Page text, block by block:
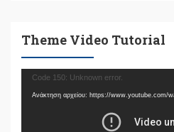
Theme Video Tutorial
Πρόγραμμα
Αναπαραγωγής
Code 150: Unknown error.
Ανάκτηση αρχείου: https://www.youtube.com/